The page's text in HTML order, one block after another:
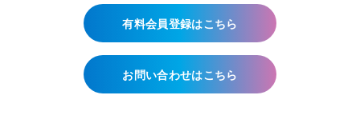
有料会員登録はこちら
お問い合わせはこちら